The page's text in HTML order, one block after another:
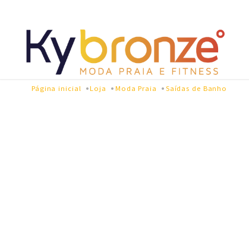
Página inicial Loja Moda Praia Saídas de Banho